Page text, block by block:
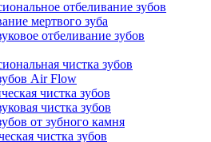
отбеливание зубов
мертвого зуба
отбеливание зубов
чистка зубов
Air Flow
чистка зубов
чистка зубов
от зубного камня
чистка зубов